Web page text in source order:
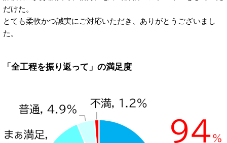
だけた。
とても柔軟かつ誠実にご対応いただき、ありがとうございまし
た。
「全工程を振り返って」の満足度